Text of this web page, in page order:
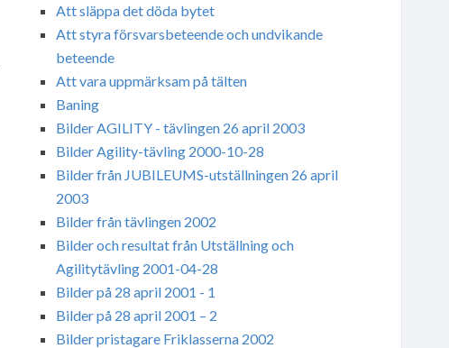
Att släppa det döda bytet
Att styra försvarsbeteende och undvikande
beteende
Att vara uppmärksam på tälten
Baning
Bilder AGILITY - tävlingen 26 april 2003
Bilder Agility-tävling 2000-10-28
Bilder från JUBILEUMS-utställningen 26 april
2003
Bilder från tävlingen 2002
Bilder och resultat från Utställning och
Agilitytävling 2001-04-28
Bilder på 28 april 2001 - 1
Bilder på 28 april 2001 – 2
Bilder pristagare Friklasserna 2002